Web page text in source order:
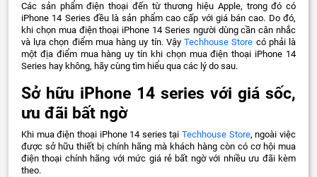
Các sản phẩm điện thoại đến từ thương hiệu Apple, trong đó có
iPhone 14 Series đều là sản phẩm cao cấp với giá bán cao. Do đó,
khi chọn mua điện thoại iPhone 14 Series người dùng cần cân nhắc
và lựa chọn điểm mua hàng uy tín. VậyTechhouse Store có phải là
một địa điểm mua hàng uy tín khi chọn mua điện thoại iPhone 14
Series hay không, hãy cùng tìm hiểu qua các lý do sau.
Sở hữu iPhone 14 series với giá sốc,
ưu đãi bất ngờ
Khi mua điện thoại iPhone 14 series tạiTechhouse Store, ngoài việc
được sở hữu thiết bị chính hãng mà khách hàng còn có cơ hội mua
điện thoại chính hãng với mức giá rẻ bất ngờ với nhiều ưu đãi kèm
theo.